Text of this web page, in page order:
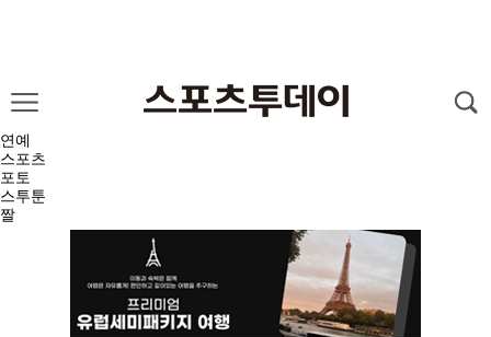
연예
스포츠
포토
스투툰
짤